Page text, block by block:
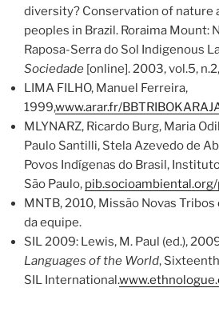
diversity? Conservation of nature
peoples in Brazil. Roraima Mount:
Raposa-Serra do Sol Indigenous
Sociedade [online]. 2003, vol.5,
LIMA FILHO, Manuel Ferreira,
1999,www.arar.fr/
MLYNARZ, Ricardo Burg, Maria
Paulo Santilli, Stela Azevedo de
Povos Indígenas do Brasil,
São Paulo,
MNTB, 2010, Missão Novas
da equipe.
SIL 2009: Lewis, M. Paul (ed.),
Languages of the World,
SIL International.